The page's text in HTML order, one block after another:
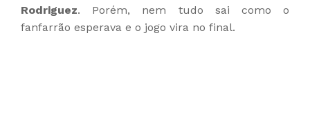
Rodriguez. Porém, nem tudo sai como o
fanfarrão esperava e o jogo vira no final.